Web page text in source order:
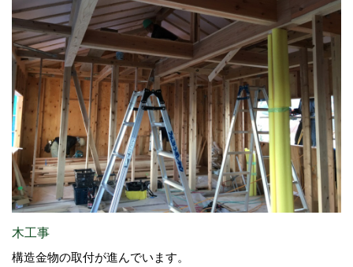
木工事
構造金物の取付が進んでいます。